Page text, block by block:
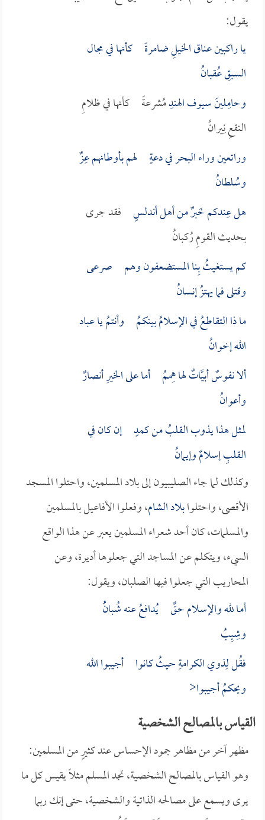
يقول:
يا راكبين عناق الخيلِ ضامرةً كأنها في مجال
السبقِ عُقبانُ
وحامِلينَ سيوفالهندِ مُشرعةً كأنها في ظلامِ
النقعِ نِيرانُ
وراتعين وراء البحر في دعةٍ لهم بأوطانهم عِزٌ
وسُلطانُ
هل عِندكم خَبرٌ من أهلأندلسٍ فقد جرى
بحديث القومِ رُكبانُ
كم يستغيثُ بِنا المستضعفون وهم صرعى
وقتلى فما يهتزُ إنسانُ
ما ذا التقاطعُ في الإسلامُ بينكمُ وأنتمُ يا عباد
الله إخوانُ
ألا نفوسٌ أبيَّاتٌ لها هِممُ أما على الخيرِ أنصارٌ
وأعوانُ
لمثل هذا يذوب القلبُ من كمدٍ إن كان في
القلبِ إسلامٌ وإيمانُ
وكذلك لما جاء الصليبيون إلى بلاد المسلمين، واحتلوا المسجد
الأقصى، واحتلوابلاد الشام، وفعلوا الأفاعيل بالمسلمين
والمسلمات، كان أحد شعراء المسلمين يعبر عن هذا الواقع
السيء، ويتكلم عن المساجد التي جعلوها أديرة، وعن
المحاريب التي جعلوا فيها الصلبان، ويقول:
أمـا لله والإسـلام حـقٌ يُدافعُ عنه شُبانُُ
وشِيِبُ
فقُل لِذوي الكرامةِ حيثُ كانوا أجيبوا الله
ويحكمُ أجيبوا<
القياس بالمصالح الشخصية
مظهر آخر من مظاهر جمود الإحساس عند كثيرٍ من المسلمين:
وهو القياس بالمصالح الشخصية، تجد المسلم مثلاً يقيس كل ما
يرى ويسمع على مصالحه الذاتية والشخصية، حتى إنك ربما